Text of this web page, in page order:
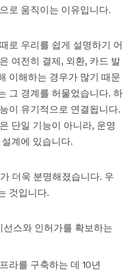
로 움직이는 이유입니다.
로 우리를 쉽게 설명하기 어
여전히 결제, 외환, 카드 발
이해하는 경우가 많기 때문
그 경계를 허물었습니다. 하
이 유기적으로 연결됩니다.
단일 기능이 아니라, 운영
설계에 있습니다.
더욱 분명해졌습니다. 우
것입니다.
스와 인허가를 확보하는
라를 구축하는 데 10년